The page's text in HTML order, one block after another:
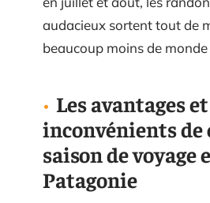
audacieux sortent tout de
beaucoup moins de monde
Les avantages et
inconvénients de
saison de voyage
Patagonie